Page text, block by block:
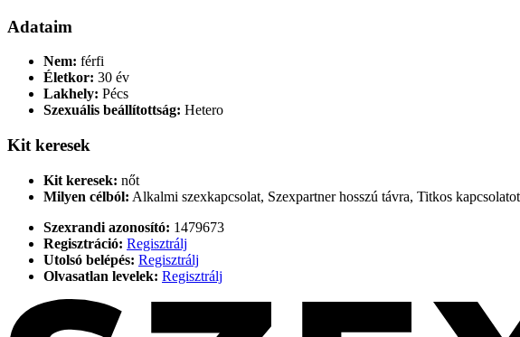
Adataim
Nem: férfi
Életkor: 30 év
Lakhely: Pécs
Szexuális beállítottság: Hetero
Kit keresek
Kit keresek: nőt
Milyen célból: Alkalmi szexkapcsolat, Szexpartner hosszú távra, Titkos kapcsolatot
Szexrandi azonosító: 1479673
Regisztráció: Regisztrálj
Utolsó belépés: Regisztrálj
Olvasatlan levelek: Regisztrálj